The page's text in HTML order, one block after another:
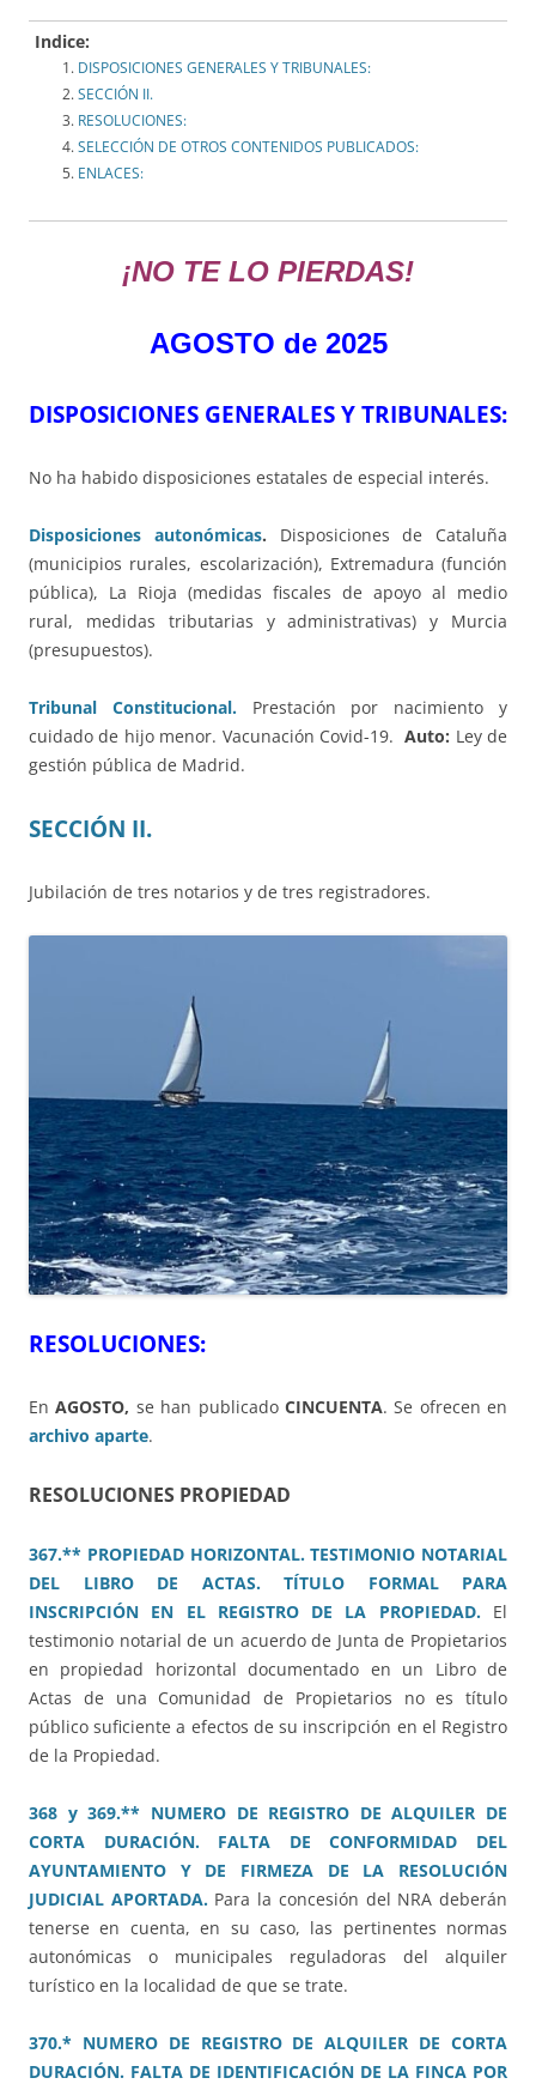
Indice:
DISPOSICIONES GENERALES Y TRIBUNALES:
SECCIÓN II.
RESOLUCIONES:
SELECCIÓN DE OTROS CONTENIDOS PUBLICADOS:
ENLACES:
¡NO TE LO PIERDAS!
AGOSTO de 2025
DISPOSICIONES GENERALES Y TRIBUNALES:
No ha habido disposiciones estatales de especial interés.
Disposiciones autonómicas. Disposiciones de Cataluña
(municipios rurales, escolarización), Extremadura (función
pública), La Rioja (medidas fiscales de apoyo al medio
rural, medidas tributarias y administrativas) y Murcia
(presupuestos).
Tribunal Constitucional. Prestación por nacimiento y
cuidado de hijo menor. Vacunación Covid-19.Auto: Ley de
gestión pública de Madrid.
SECCIÓN II.
Jubilación de tres notarios y de tres registradores.
RESOLUCIONES:
En AGOSTO, se han publicadoCINCUENTA. Se ofrecen en
archivo aparte.
RESOLUCIONES PROPIEDAD
367.** PROPIEDAD HORIZONTAL. TESTIMONIO NOTARIAL
DEL LIBRO DE ACTAS. TÍTULO FORMAL PARA
INSCRIPCIÓN EN EL REGISTRO DE LA PROPIEDAD.El
testimonio notarial de un acuerdo de Junta de Propietarios
en propiedad horizontal documentado en un Libro de
Actas de una Comunidad de Propietarios no es título
público suficiente a efectos de su inscripción en el Registro
de la Propiedad.
368 y 369.** NUMERO DE REGISTRO DE ALQUILER DE
CORTA DURACIÓN. FALTA DE CONFORMIDAD DEL
AYUNTAMIENTO Y DE FIRMEZA DE LA RESOLUCIÓN
JUDICIAL APORTADA.Para la concesión del NRA deberán
tenerse en cuenta, en su caso, las pertinentes normas
autonómicas o municipales reguladoras del alquiler
turístico en la localidad de que se trate.
370.* NUMERO DE REGISTRO DE ALQUILER DE CORTA
DURACIÓN. FALTA DE IDENTIFICACIÓN DE LA FINCA POR